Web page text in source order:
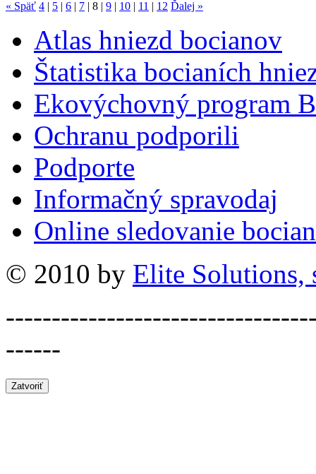
« Späť 4 | 5 | 6 | 7 | 8 | 9 | 10 | 11 | 12 Ďalej »
Atlas hniezd bocianov
Štatistika bocianích
Ekovýchovný program
Ochranu podporili
Podporte
Informačný spravodaj
Online sledovanie
© 2010 by Elite Solutions,
------